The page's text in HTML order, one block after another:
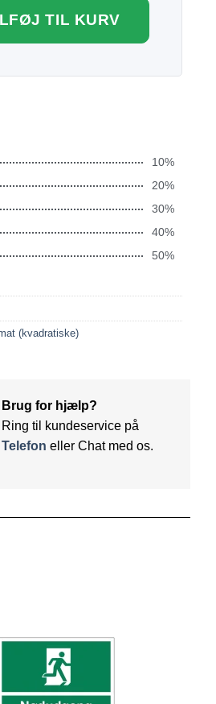
TIL KURV
10%
20%
30%
40%
50%
(kvadratiske)
Brug for hjælp?
Ring til kundeservice på
Telefon eller Chat med os.